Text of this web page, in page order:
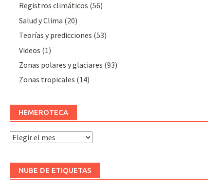
Registros climáticos (56)
Salud y Clima (20)
Teorías y predicciones (53)
Videos (1)
Zonas polares y glaciares (93)
Zonas tropicales (14)
HEMEROTECA
Hemeroteca
NUBE DE ETIQUETAS